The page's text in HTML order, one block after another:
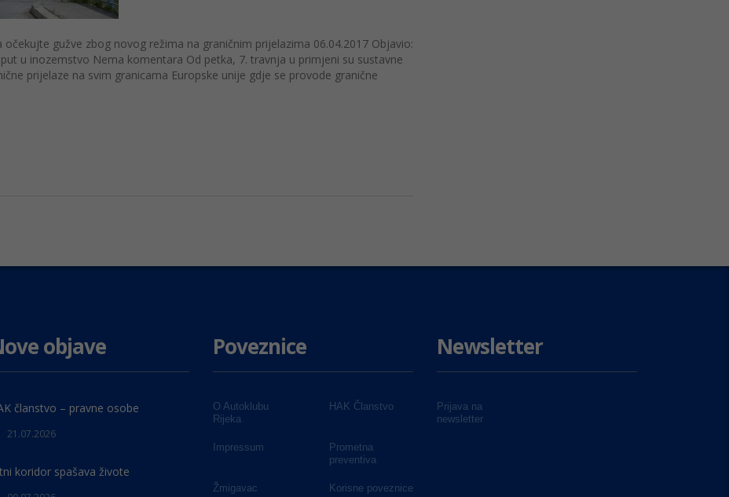
gužve zbog novog režima na graničnim prijelazima 06.04.2017 Objavio:
u inozemstvo Nema komentara Od petka, 7. travnja u primjeni su sustavne
prijelaze na svim granicama Europske unije gdje se provode granične
objave
članstvo – pravne osobe
21.07.2026
koridor spašava živote
Poveznice
O Autoklubu
Rijeka
HAK Članstvo
Impressum
Prometna
preventiva
Žmigavac Korisne poveznice
Newsletter
Prijava na
newsletter